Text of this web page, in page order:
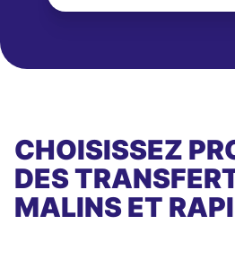
CHOISISSEZ
DES
MALINS ET